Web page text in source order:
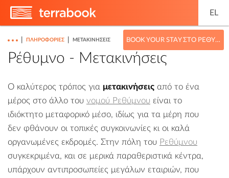
EL
BOOK YOUR STAY ΣΤΟ ΡΈΘΥΜΝΟ
ΠΛΗΡΟΦΟΡΊΕΣ ΜΕΤΑΚΙΝΉΣΕΙΣ
Ρέθυμνο - Μετακινήσεις
Ο καλύτερος τρόπος για μετακινήσεις από το ένα
μέρος στο άλλο του νομού Ρεθύμνου είναι το
ιδιόκτητο μεταφορικό μέσο, ιδίως για τα μέρη που
δεν φθάνουν οι τοπικές συγκοινωνίες κι οι καλά
οργανωμένες εκδρομές. Στην πόλη του Ρεθύμνου
συγκεκριμένα, και σε μερικά παραθεριστικά κέντρα,
υπάρχουν αντιπροσωπείες μεγάλων εταιριών, που